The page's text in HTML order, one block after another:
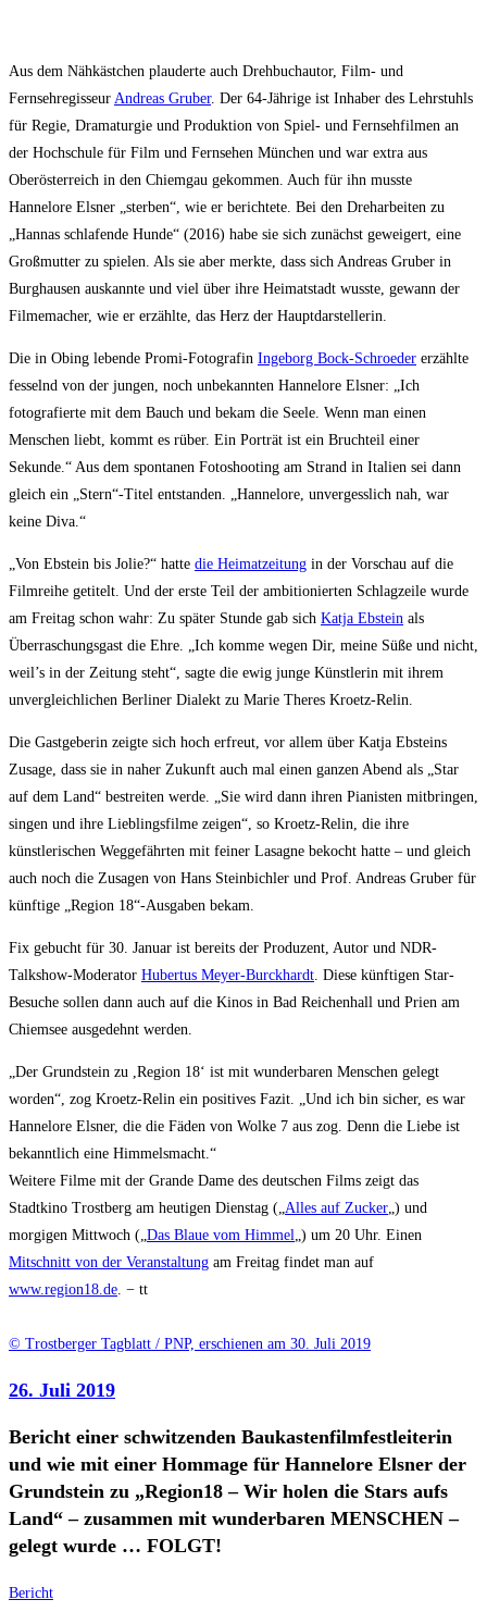
Aus dem Nähkästchen plauderte auch Drehbuchautor, Film- und
Fernsehregisseur Andreas Gruber. Der 64-Jährige ist Inhaber des Lehrstuhls
für Regie, Dramaturgie und Produktion von Spiel- und Fernsehfilmen an
der Hochschule für Film und Fernsehen München und war extra aus
Oberösterreich in den Chiemgau gekommen. Auch für ihn musste
Hannelore Elsner „sterben“, wie er berichtete. Bei den Dreharbeiten zu
„Hannas schlafende Hunde“ (2016) habe sie sich zunächst geweigert, eine
Großmutter zu spielen. Als sie aber merkte, dass sich Andreas Gruber in
Burghausen auskannte und viel über ihre Heimatstadt wusste, gewann der
Filmemacher, wie er erzählte, das Herz der Hauptdarstellerin.
Die in Obing lebende Promi-Fotografin Ingeborg Bock-Schroeder erzählte
fesselnd von der jungen, noch unbekannten Hannelore Elsner: „Ich
fotografierte mit dem Bauch und bekam die Seele. Wenn man einen
Menschen liebt, kommt es rüber. Ein Porträt ist ein Bruchteil einer
Sekunde.“ Aus dem spontanen Fotoshooting am Strand in Italien sei dann
gleich ein „Stern“-Titel entstanden. „Hannelore, unvergesslich nah, war
keine Diva.“
„Von Ebstein bis Jolie?“ hatte die Heimatzeitung in der Vorschau auf die
Filmreihe getitelt. Und der erste Teil der ambitionierten Schlagzeile wurde
am Freitag schon wahr: Zu später Stunde gab sich Katja Ebstein als
Überraschungsgast die Ehre. „Ich komme wegen Dir, meine Süße und nicht,
weil’s in der Zeitung steht“, sagte die ewig junge Künstlerin mit ihrem
unvergleichlichen Berliner Dialekt zu Marie Theres Kroetz-Relin.
Die Gastgeberin zeigte sich hoch erfreut, vor allem über Katja Ebsteins
Zusage, dass sie in naher Zukunft auch mal einen ganzen Abend als „Star
auf dem Land“ bestreiten werde. „Sie wird dann ihren Pianisten mitbringen,
singen und ihre Lieblingsfilme zeigen“, so Kroetz-Relin, die ihre
künstlerischen Weggefährten mit feiner Lasagne bekocht hatte – und gleich
auch noch die Zusagen von Hans Steinbichler und Prof. Andreas Gruber für
künftige „Region 18“-Ausgaben bekam.
Fix gebucht für 30. Januar ist bereits der Produzent, Autor und NDR-
Talkshow-Moderator Hubertus Meyer-Burckhardt. Diese künftigen Star-
Besuche sollen dann auch auf die Kinos in Bad Reichenhall und Prien am
Chiemsee ausgedehnt werden.
„Der Grundstein zu ,Region 18‘ ist mit wunderbaren Menschen gelegt
worden“, zog Kroetz-Relin ein positives Fazit. „Und ich bin sicher, es war
Hannelore Elsner, die die Fäden von Wolke 7 aus zog. Denn die Liebe ist
bekanntlich eine Himmelsmacht.“
Weitere Filme mit der Grande Dame des deutschen Films zeigt das
Stadtkino Trostberg am heutigen Dienstag („Alles auf Zucker„) und
morgigen Mittwoch („Das Blaue vom Himmel„) um 20 Uhr. Einen
Mitschnitt von der Veranstaltung am Freitag findet man auf
www.region18.de. − tt
© Trostberger Tagblatt / PNP, erschienen am 30. Juli 2019
26. Juli 2019
Bericht einer schwitzenden Baukastenfilmfestleiterin
und wie mit einer Hommage für Hannelore Elsner der
Grundstein zu „Region18 – Wir holen die Stars aufs
Land“ – zusammen mit wunderbaren MENSCHEN –
gelegt wurde … FOLGT!
Bericht